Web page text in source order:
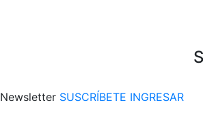
Newsletter SUSCRÍBETE INGRESAR